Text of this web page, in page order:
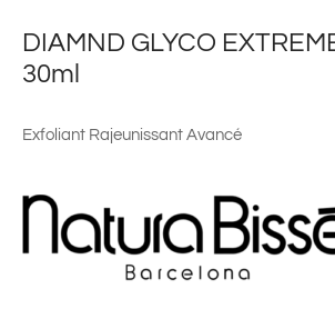
DIAMND GLYCO
30ml
Exfoliant Rajeunissant Avancé